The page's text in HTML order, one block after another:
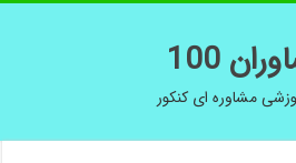
100
مشاوره ای کنکور